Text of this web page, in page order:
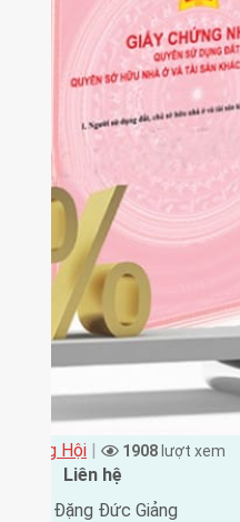
Xã Đông Hội | 1908 lượt xem
Liên hệ
Đặng Đức Giảng